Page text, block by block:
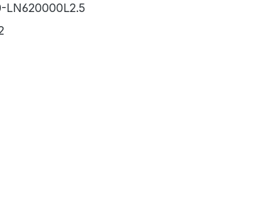
LN620000L2.5